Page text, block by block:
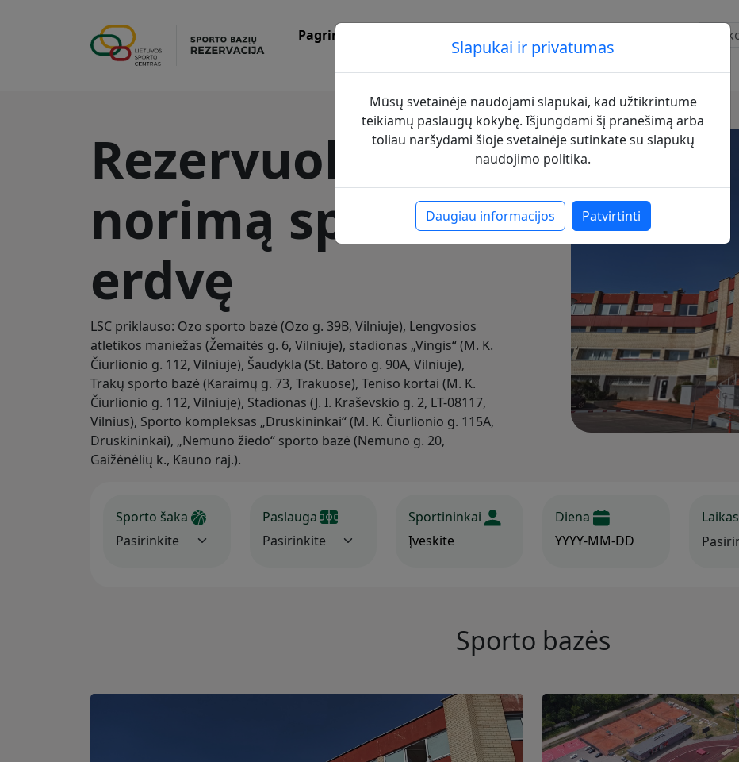
Pagrindinis
Rezervuokite
norimą sporto
erdvę
LSC priklauso: Ozo sporto bazė (Ozo g. 39B, Vilniuje), Lengvosios
atletikos maniežas (Žemaitės g. 6, Vilniuje), stadionas „Vingis“ (M. K.
Čiurlionio g. 112, Vilniuje), Šaudykla (St. Batoro g. 90A, Vilniuje),
Trakų sporto bazė (Karaimų g. 73, Trakuose), Teniso kortai (M. K.
Čiurlionio g. 112, Vilniuje), Stadionas (J. I. Kraševskio g. 2, LT-08117,
Vilnius), Sporto kompleksas „Druskininkai“ (M. K. Čiurlionio g. 115A,
Druskininkai), „Nemuno žiedo“ sporto bazė (Nemuno g. 20,
Gaižėnėlių k., Kauno raj.).
Sporto šaka Paslauga Sportininkai Diena
Laikas
Sporto bazės
Slapukai ir privatumas
Mūsų svetainėje naudojami slapukai, kad užtikrintume
teikiamų paslaugų kokybę. Išjungdami šį pranešimą arba
toliau naršydami šioje svetainėje sutinkate su slapukų
naudojimo politika.
Daugiau informacijos Patvirtinti